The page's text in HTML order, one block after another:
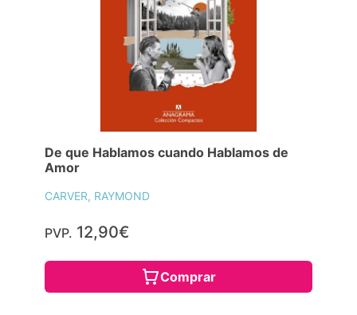
De que Hablamos cuando Hablamos de
Amor
CARVER, RAYMOND
PVP. 12,90€
Comprar